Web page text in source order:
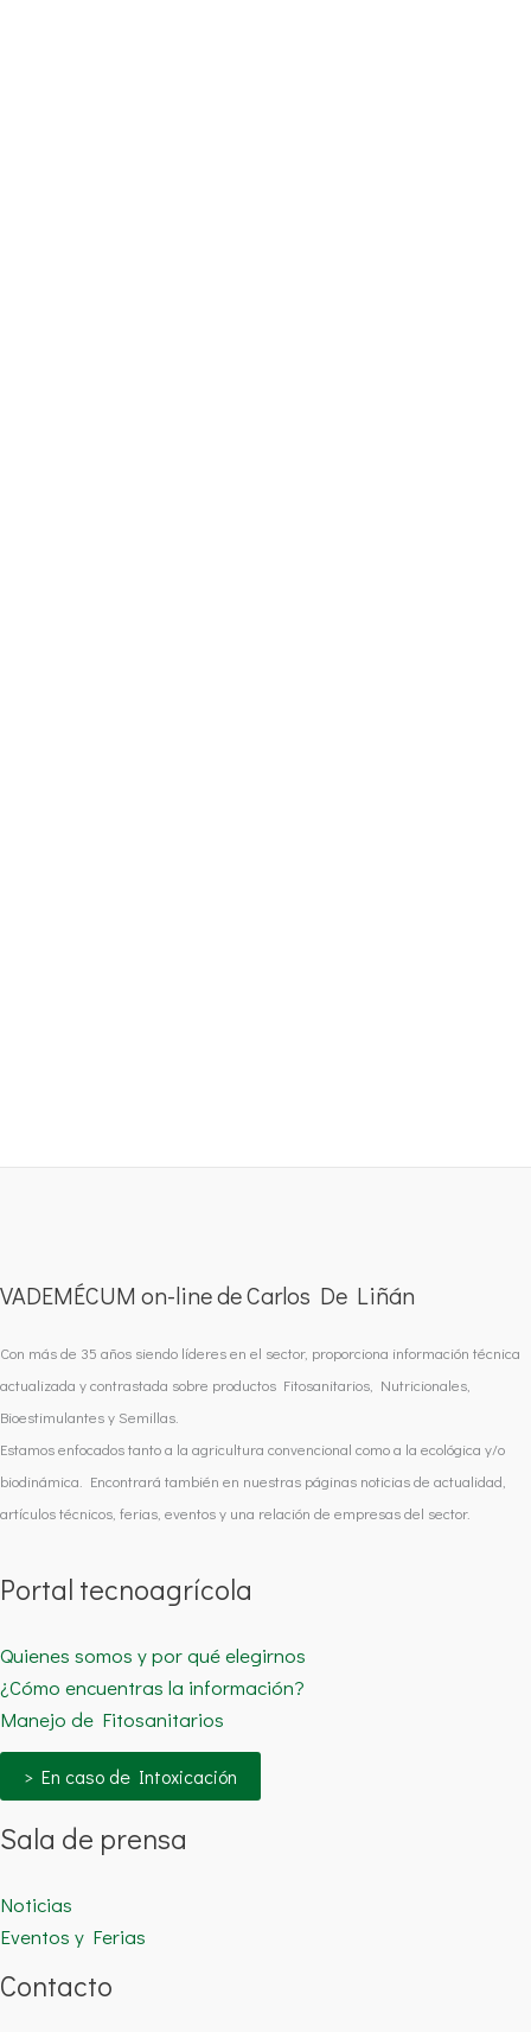
VADEMÉCUM on-line de Carlos De Liñán
Con más de 35 años siendo líderes en el sector, proporciona información técnica
actualizada y contrastada sobre productos Fitosanitarios, Nutricionales,
Bioestimulantes y Semillas.
Estamos enfocados tanto a la agricultura convencional como a la ecológica y/o
biodinámica. Encontrará también en nuestras páginas noticias de actualidad,
artículos técnicos, ferias, eventos y una relación de empresas del sector.
Portal tecnoagrícola
Quienes somos y por qué elegirnos
¿Cómo encuentras la información?
Manejo de Fitosanitarios
> En caso de Intoxicación
Sala de prensa
Noticias
Eventos y Ferias
Contacto